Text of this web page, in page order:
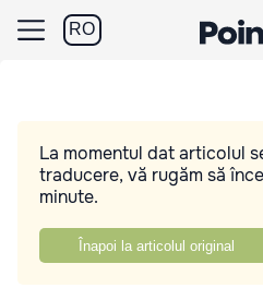
RO
La momentul dat articolul
traducere, vă rugăm să
minute.
Înapoi la articolul original